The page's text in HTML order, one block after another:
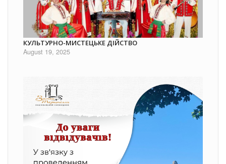
КУЛЬТУРНО-МИСТЕЦЬКЕ ДІЙСТВО
August 19, 2025